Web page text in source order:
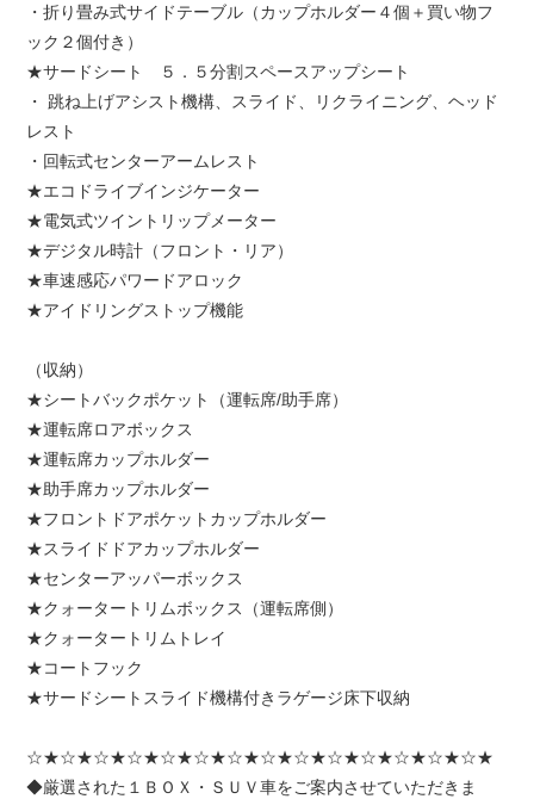
・折り畳み式サイドテーブル（カップホルダー４個＋買い物フ
ック２個付き）
★サードシート ５．５分割スペースアップシート
・ 跳ね上げアシスト機構、スライド、リクライニング、ヘッド
レスト
・回転式センターアームレスト
★エコドライブインジケーター
★電気式ツイントリップメーター
★デジタル時計（フロント・リア）
★車速感応パワードアロック
★アイドリングストップ機能
（収納）
★シートバックポケット（運転席/助手席）
★運転席ロアボックス
★運転席カップホルダー
★助手席カップホルダー
★フロントドアポケットカップホルダー
★スライドドアカップホルダー
★センターアッパーボックス
★クォータートリムボックス（運転席側）
★クォータートリムトレイ
★コートフック
★サードシートスライド機構付きラゲージ床下収納
☆★☆★☆★☆★☆★☆★☆★☆★☆★☆★☆★☆★☆★☆★
◆厳選された１ＢＯＸ・ＳＵＶ車をご案内させていただきま